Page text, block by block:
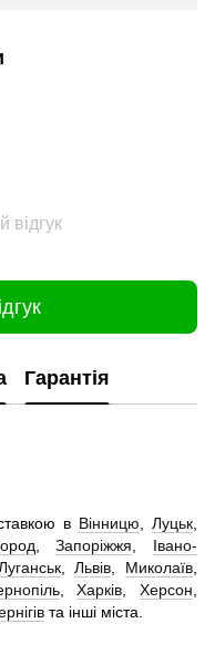
відгук
Гарантія
в Вінницю,Луцьк,
,Запоріжжя, Івано-
,Львів, Миколаїв,
,Харків,Херсон,
та інші міста.